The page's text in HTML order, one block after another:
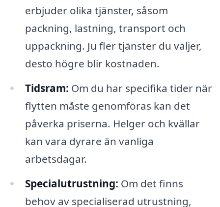
erbjuder olika tjänster, såsom
packning, lastning, transport och
uppackning. Ju fler tjänster du väljer,
desto högre blir kostnaden.
Tidsram: Om du har specifika tider när
flytten måste genomföras kan det
påverka priserna. Helger och kvällar
kan vara dyrare än vanliga
arbetsdagar.
Specialutrustning: Om det finns
behov av specialiserad utrustning,